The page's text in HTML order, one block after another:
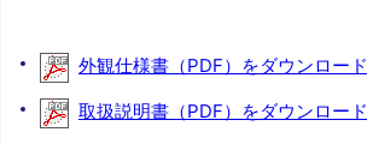
外観仕様書（PDF）をダウンロード
取扱説明書（PDF）をダウンロード